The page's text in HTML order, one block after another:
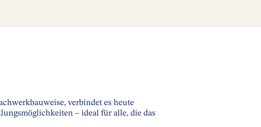
verbindet es heute
– ideal für alle, die das